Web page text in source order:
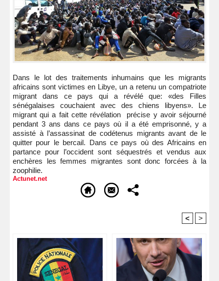
Dans le lot des traitements inhumains que les migrants
africains sont victimes en Libye, un a retenu un compatriote
migrant dans ce pays qui a révélé que: «des Filles
sénégalaises couchaient avec des chiens libyens». Le
migrant qui a fait cette révélation précise y avoir séjourné
pendant 3 ans dans ce pays où il a été emprisonné, y a
assisté à l’assassinat de codétenus migrants avant de le
quitter pour le bercail. Dans ce pays où des Africains en
partance pour l’occident sont séquestrés et vendus aux
enchères les femmes migrantes sont donc forcées à la
zoophilie.
Actunet.net
< >